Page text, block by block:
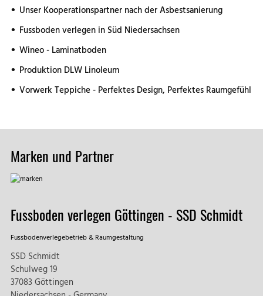
Unser Kooperationspartner nach der Asbestsanierung
Fussboden verlegen in Süd Niedersachsen
Wineo - Laminatboden
Produktion DLW Linoleum
Vorwerk Teppiche - Perfektes Design, Perfektes Raumgefühl
Marken und Partner
Fussboden verlegen Göttingen - SSD Schmidt
Fussbodenverlegebetrieb & Raumgestaltung
SSD Schmidt
Schulweg 19
37083 Göttingen